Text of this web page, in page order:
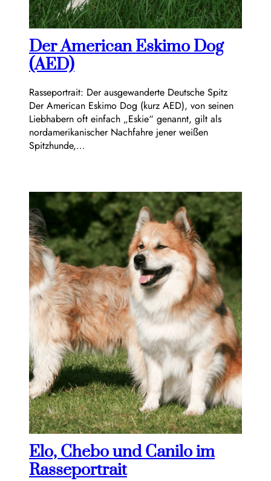
Der American Eskimo Dog
(AED)
Rasseportrait: Der ausgewanderte Deutsche Spitz
Der American Eskimo Dog (kurz AED), von seinen
Liebhabern oft einfach „Eskie“ genannt, gilt als
nordamerikanischer Nachfahre jener weißen
Spitzhunde,…
Elo, Chebo und Canilo im
Rasseportrait